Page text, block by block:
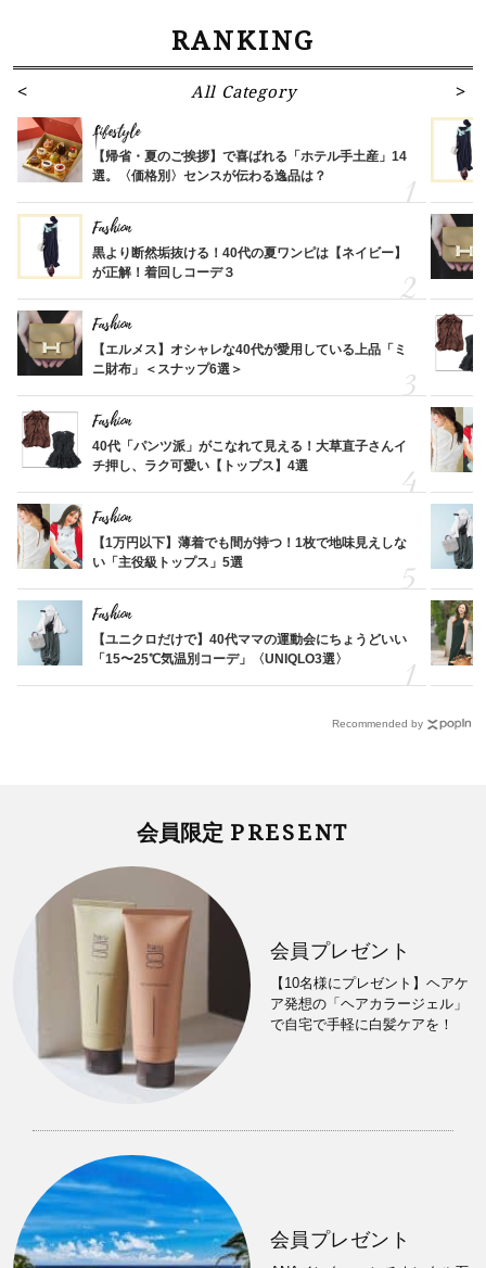
RANKING
All Category
Lifestyle
【帰省・夏のご挨拶】で喜ばれる「ホテル手土産」14
選。〈価格別〉センスが伝わる逸品は？
Fashion
黒より断然垢抜ける！40代の夏ワンピは【ネイビー】
が正解！着回しコーデ３
Fashion
【エルメス】オシャレな40代が愛用している上品「ミ
ニ財布」＜スナップ6選＞
Fashion
40代「パンツ派」がこなれて見える！大草直子さんイ
チ押し、ラク可愛い【トップス】4選
Fashion
【1万円以下】薄着でも間が持つ！1枚で地味見えしな
い「主役級トップス」5選
Fashion
【ユニクロだけで】40代ママの運動会にちょうどいい
「15〜25℃気温別コーデ」〈UNIQLO3選〉
Recommended by
会員限定 PRESENT
会員プレゼント
【10名様にプレゼント】ヘアケ
ア発想の「ヘアカラージェル」
で自宅で手軽に白髪ケアを！
会員プレゼント